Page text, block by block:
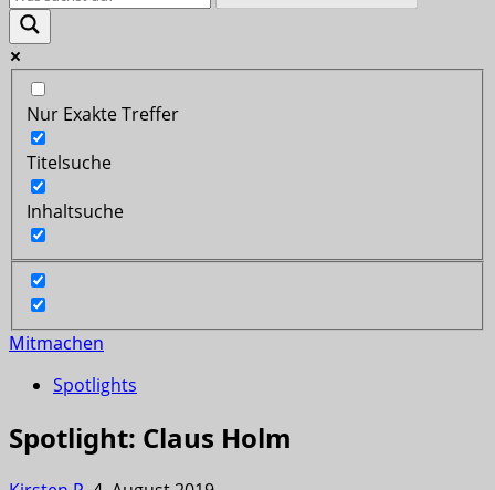
Nur Exakte Treffer
Titelsuche
Inhaltsuche
Mitmachen
Spotlights
Spotlight: Claus Holm